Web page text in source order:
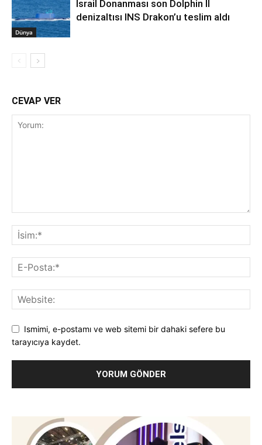
Dünya
İsrail Donanması son Dolphin II
denizaltısı INS Drakon’u teslim aldı
CEVAP VER
Ismimi, e-postamı ve web sitemi bir dahaki sefere bu
tarayıcıya kaydet.